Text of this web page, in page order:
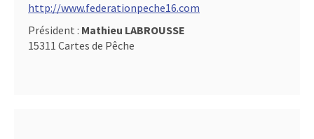
http://www.federationpeche16.com
Président : Mathieu LABROUSSE
15311 Cartes de Pêche